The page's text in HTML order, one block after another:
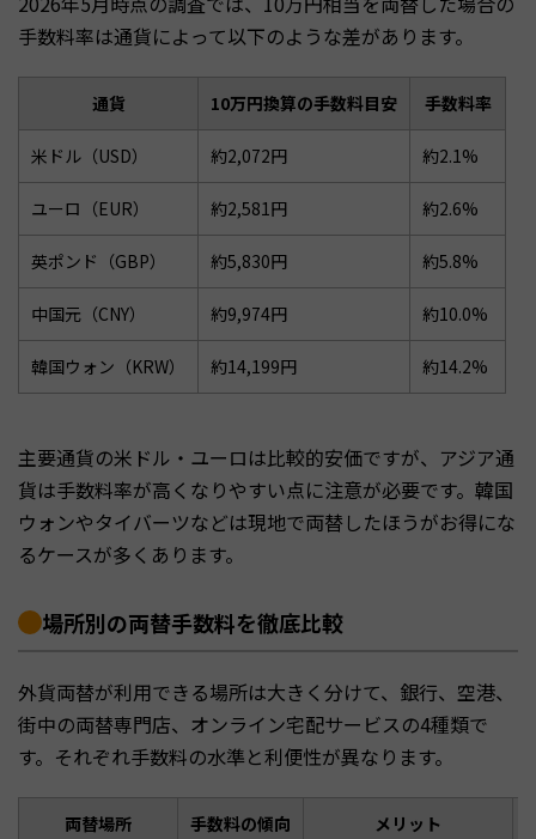
手数料率は通貨によって以下のような差があります。
通貨 10万円換算の手数料目安 手数料率
米ドル（USD） 約2,072円 約2.1%
ユーロ（EUR） 約2,581円 約2.6%
英ポンド（GBP） 約5,830円 約5.8%
中国元（CNY） 約9,974円 約10.0%
韓国ウォン（KRW） 約14,199円 約14.2%
主要通貨の米ドル・ユーロは比較的安価ですが、アジア通
貨は手数料率が高くなりやすい点に注意が必要です。韓国
ウォンやタイバーツなどは現地で両替したほうがお得にな
るケースが多くあります。
場所別の両替手数料を徹底比較
外貨両替が利用できる場所は大きく分けて、銀行、空港、
街中の両替専門店、オンライン宅配サービスの4種類で
す。それぞれ手数料の水準と利便性が異なります。
両替場所 手数料の傾向 メリット